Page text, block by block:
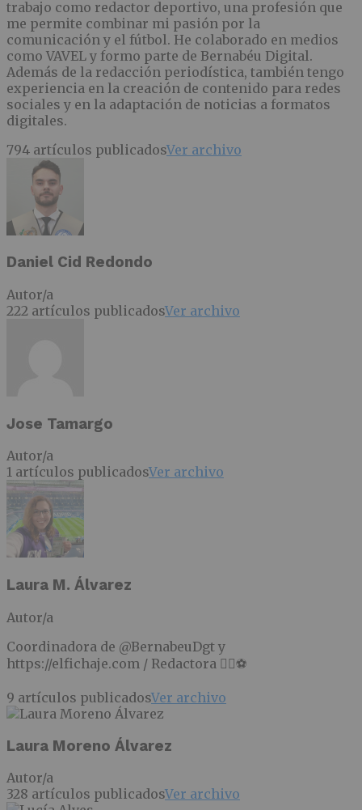
trabajo como redactor deportivo, una profesión que
me permite combinar mi pasión por la
comunicación y el fútbol. He colaborado en medios
como VAVEL y formo parte de Bernabéu Digital.
Además de la redacción periodística, también tengo
experiencia en la creación de contenido para redes
sociales y en la adaptación de noticias a formatos
digitales.
794 artículos publicadosVer archivo
Daniel Cid Redondo
Autor/a
222 artículos publicadosVer archivo
Jose Tamargo
Autor/a
1 artículos publicadosVer archivo
Laura M. Álvarez
Autor/a
Coordinadora de @BernabeuDgt y
https://elfichaje.com / Redactora ✍🏻⚽
9 artículos publicadosVer archivo
Laura Moreno Álvarez
Autor/a
328 artículos publicadosVer archivo